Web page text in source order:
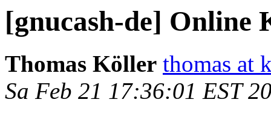
[gnucash-de] Online
Thomas Köller thomas at
Sa Feb 21 17:36:01 EST